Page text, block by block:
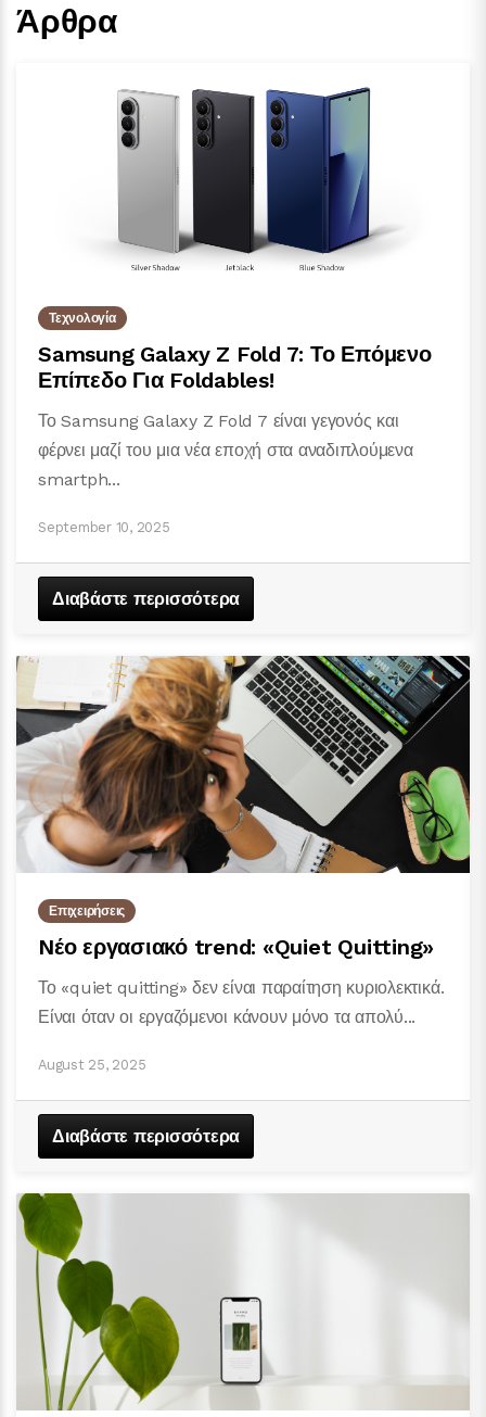
Άρθρα
Τεχνολογία
Samsung Galaxy Z Fold 7: Το Επόμενο
Επίπεδο Για Foldables!
Το Samsung Galaxy Z Fold 7 είναι γεγονός και
φέρνει μαζί του μια νέα εποχή στα αναδιπλούμενα
smartph...
September 10, 2025
Διαβάστε περισσότερα
Επιχειρήσεις
Nέο εργασιακό trend: «Quiet Quitting»
Το «quiet quitting» δεν είναι παραίτηση κυριολεκτικά.
Είναι όταν οι εργαζόμενοι κάνουν μόνο τα απολύ...
August 25, 2025
Διαβάστε περισσότερα